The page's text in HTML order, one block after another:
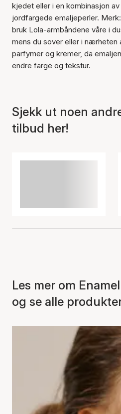
kjedet eller i en kombinasjon
jordfargede emaljeperler.
bruk Lola-armbåndene våre i
mens du sover eller i nærheten
parfymer og kremer, da
endre farge og tekstur.
Sjekk ut noen
tilbud her!
Les mer om
og se alle